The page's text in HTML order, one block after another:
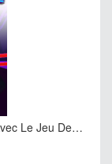
Le Jeu De…